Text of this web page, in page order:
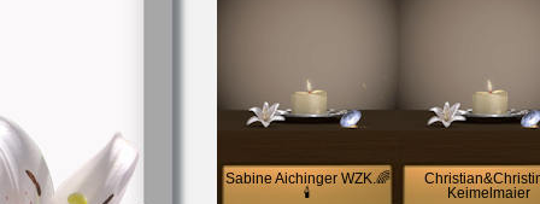
Sabine Aichinger WZK.🌈
🕯️
Keimelmaier